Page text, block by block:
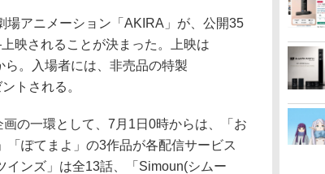
場アニメーション「AKIRA」が、公開35
映されることが決まった。上映は
ら。入場者には、非売品の特製
トされる。
の一環として、7月1日0時からは、「お
ぽてまよ」の3作品が各配信サービス
ンズ」は全13話、「Simoun(シムー